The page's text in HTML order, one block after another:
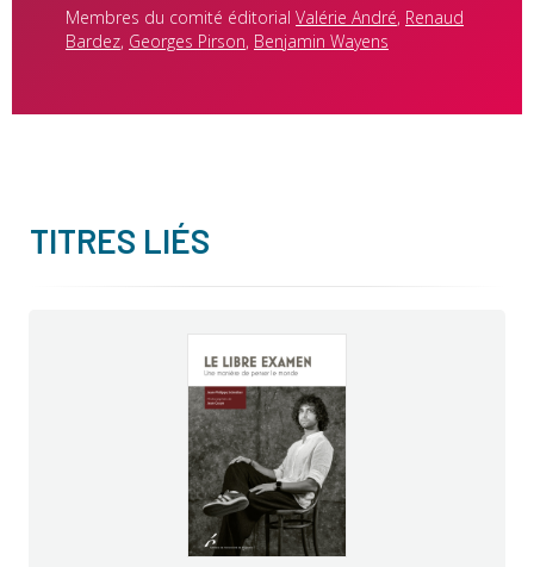
Membres du comité éditorial Valérie André, Renaud
Bardez, Georges Pirson, Benjamin Wayens
TITRES LIÉS